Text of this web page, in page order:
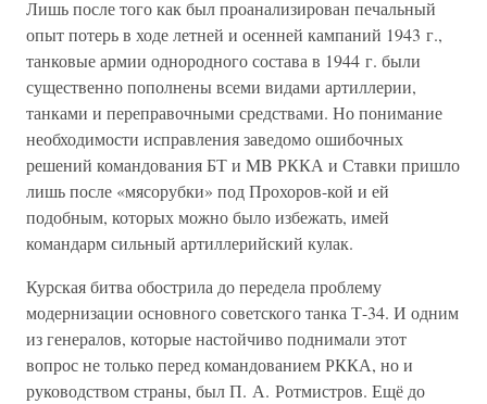
Лишь после того как был проанализирован печальный
опыт потерь в ходе летней и осенней кампаний 1943 г.,
танковые армии однородного состава в 1944 г. были
существенно пополнены всеми видами артиллерии,
танками и переправочными средствами. Но понимание
необходимости исправления заведомо ошибочных
решений командования БТ и MB РККА и Ставки пришло
лишь после «мясорубки» под Прохоров-кой и ей
подобным, которых можно было избежать, имей
командарм сильный артиллерийский кулак.
Курская битва обострила до передела проблему
модернизации основного советского танка Т-34. И одним
из генералов, которые настойчиво поднимали этот
вопрос не только перед командованием РККА, но и
руководством страны, был П. А. Ротмистров. Ещё до